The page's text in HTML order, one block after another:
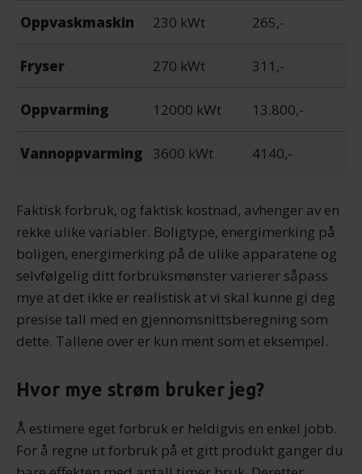
Oppvaskmaskin 230 kWt 265,-
Fryser 270 kWt 311,-
Oppvarming 12000 kWt 13.800,-
Vannoppvarming 3600 kWt 4140,-
Faktisk forbruk, og faktisk kostnad, avhenger av en
rekke ulike variabler. Boligtype, energimerking på
boligen, energimerking på de ulike apparatene og
selvfølgelig ditt forbruksmønster varierer såpass
mye at det ikke er realistisk at vi skal kunne gi deg
presise tall med en gjennomsnittsberegning som
dette. Tallene over er kun ment som et eksempel.
Hvor mye strøm bruker jeg?
Å estimere eget forbruk er heldigvis en enkel jobb.
For å regne ut forbruk på et gitt produkt ganger du